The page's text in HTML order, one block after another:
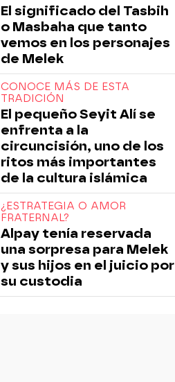
El significado del Tasbih
o Masbaha que tanto
vemos en los personajes
de Melek
CONOCE MÁS DE ESTA
TRADICIÓN
El pequeño Seyit Alí se
enfrenta a la
circuncisión, uno de los
ritos más importantes
de la cultura islámica
¿ESTRATEGIA O AMOR
FRATERNAL?
Alpay tenía reservada
una sorpresa para Melek
y sus hijos en el juicio por
su custodia